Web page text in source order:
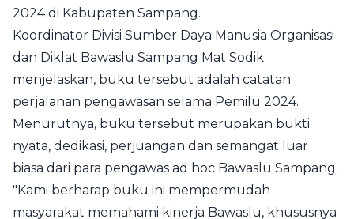
2024 di Kabupaten Sampang.
Koordinator Divisi Sumber Daya Manusia Organisasi
dan Diklat Bawaslu Sampang Mat Sodik
menjelaskan, buku tersebut adalah catatan
perjalanan pengawasan selama Pemilu 2024.
Menurutnya, buku tersebut merupakan bukti
nyata, dedikasi, perjuangan dan semangat luar
biasa dari para pengawas ad hoc Bawaslu Sampang.
"Kami berharap buku ini mempermudah
masyarakat memahami kinerja Bawaslu, khususnya